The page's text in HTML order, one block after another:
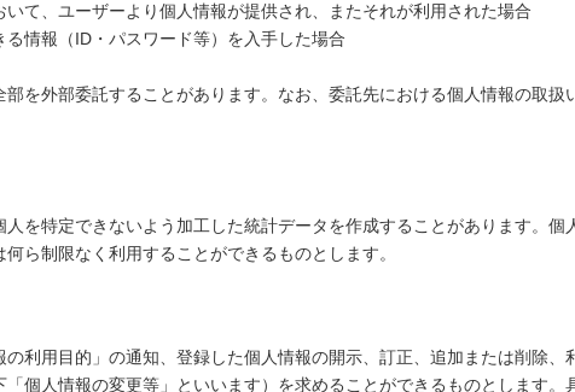
て、ユーザーより個人情報が提供され、またそれが利用された場合
情報（ID・パスワード等）を入手した場合
を外部委託することがあります。なお、委託先における個人情報の取扱
を特定できないよう加工した統計データを作成することがあります。個
ら制限なく利用することができるものとします。
利用目的」の通知、登録した個人情報の開示、訂正、追加または削除、
個人情報の変更等」といいます）を求めることができるものとします。